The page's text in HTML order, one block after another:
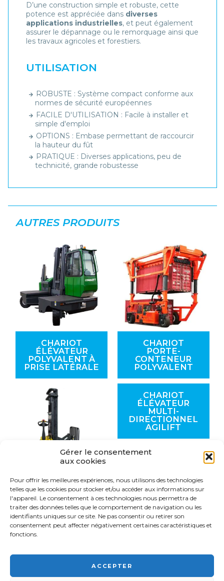
Gérer le consentement
aux cookies
Pour offrir les meilleures expériences, nous utilisons des technologies
telles que les cookies pour stocker et/ou accéder aux informations sur
l'appareil. Le consentement à ces technologies nous permettra de
traiter des données telles que le comportement de navigation ou les
identifiants uniques sur ce site. Ne pas consentir ou retirer son
consentement peut affecter négativement certaines caractéristiques et
fonctions.
ACCEPTER
D’une construction simple et robuste, cette
potence est appréciée dans diverses
applications industrielles, et peut également
assurer le dépannage ou le remorquage ainsi que
les travaux agricoles et forestiers.
UTILISATION
ROBUSTE : Système compact conforme aux
normes de sécurité européennes
FACILE D'UTILISATION : Facile à installer et
simple d'emploi
OPTIONS : Embase permettant de raccourcir
la hauteur du fût
PRATIQUE : Diverses applications, peu de
technicité, grande robustesse
AUTRES PRODUITS
CHARIOT
ÉLÉVATEUR
POLYVALENT À
PRISE LATÉRALE
CHARIOT
PORTE-
CONTENEUR
POLYVALENT
GERBEUR
QUADRI-
DIRECTIONNEL
RÉTRACTABLE
CHARIOT
ÉLÉVATEUR
MULTI-
DIRECTIONNEL
AGILIFT